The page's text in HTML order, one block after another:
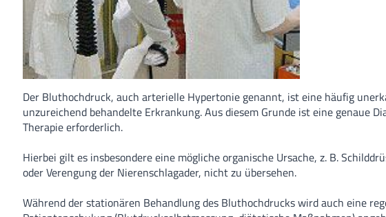
Der Bluthochdruck, auch arterielle Hypertonie genannt, ist eine häufig
unzureichend behandelte Erkrankung. Aus diesem Grunde ist eine genaue
Therapie erforderlich.
Hierbei gilt es insbesondere eine mögliche organische Ursache, z. B.
oder Verengung der Nierenschlagader, nicht zu übersehen.
Während der stationären Behandlung des Bluthochdrucks wird auch eine
MVZ Hasetal